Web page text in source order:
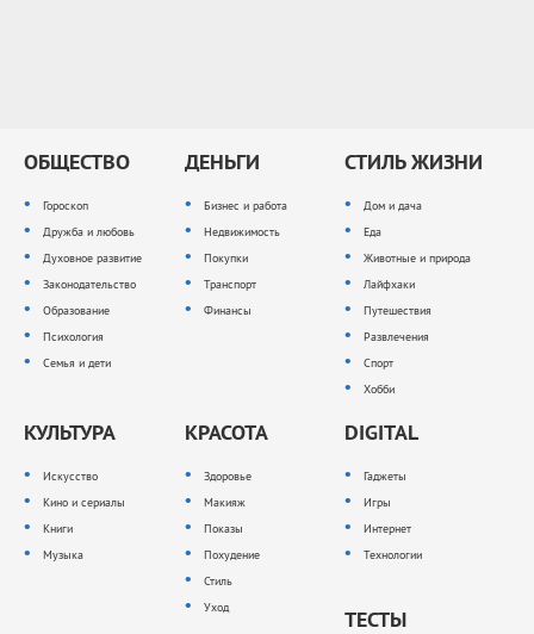
ОБЩЕСТВО
Гороскоп
Дружба и любовь
Духовное развитие
Законодательство
Образование
Психология
Семья и дети
ДЕНЬГИ
Бизнес и работа
Недвижимость
Покупки
Транспорт
Финансы
СТИЛЬ ЖИЗНИ
Дом и дача
Еда
Животные и природа
Лайфхаки
Путешествия
Развлечения
Спорт
Хобби
КУЛЬТУРА
Искусство
Кино и сериалы
Книги
Музыка
КРАСОТА
Здоровье
Макияж
Показы
Похудение
Стиль
Уход
DIGITAL
Гаджеты
Игры
Интернет
Технологии
ТЕСТЫ